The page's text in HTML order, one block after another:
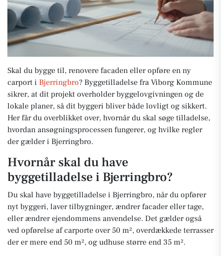
Skal du bygge til, renovere facaden eller opføre en ny
carport i Bjerringbro? Byggetilladelse fra Viborg Kommune
sikrer, at dit projekt overholder byggelovgivningen og de
lokale planer, så dit byggeri bliver både lovligt og sikkert.
Her får du overblikket over, hvornår du skal søge tilladelse,
hvordan ansøgningsprocessen fungerer, og hvilke regler
der gælder i Bjerringbro.
Hvornår skal du have
byggetilladelse i Bjerringbro?
Du skal have byggetilladelse i Bjerringbro, når du opfører
nyt byggeri, laver tilbygninger, ændrer facader eller tage,
eller ændrer ejendommens anvendelse. Det gælder også
ved opførelse af carporte over 50 m², overdækkede terrasser
der er mere end 50 m², og udhuse større end 35 m².